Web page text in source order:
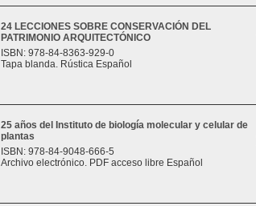
24 LECCIONES SOBRE CONSERVACIÓN DEL
PATRIMONIO ARQUITECTÓNICO
ISBN: 978-84-8363-929-0
Tapa blanda. Rústica Español
25 años del Instituto de biología molecular y celular de
plantas
ISBN: 978-84-9048-666-5
Archivo electrónico. PDF acceso libre Español